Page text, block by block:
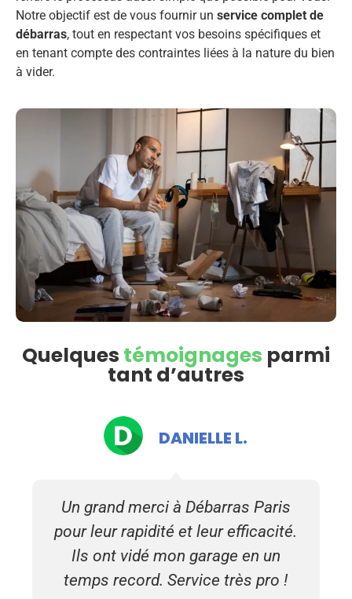
Notre objectif est de vous fournir un service complet de
débarras, tout en respectant vos besoins spécifiques et
en tenant compte des contraintes liées à la nature du bien
à vider.
Quelques témoignages parmi
tant d’autres
Un grand merci à Débarras Paris
pour leur rapidité et leur efficacité.
Ils ont vidé mon garage en un
temps record. Service très pro !
DANIELLE L.